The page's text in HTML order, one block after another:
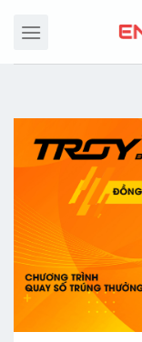
đến
dung